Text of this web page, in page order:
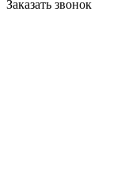
Заказать звонок